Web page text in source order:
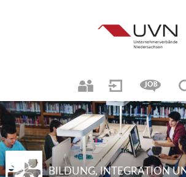
BILDUNG, INTEGRATION